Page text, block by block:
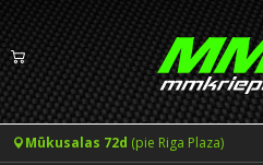
Riepas
LV
Mūkusalas 72d (pie Riga Plaza)